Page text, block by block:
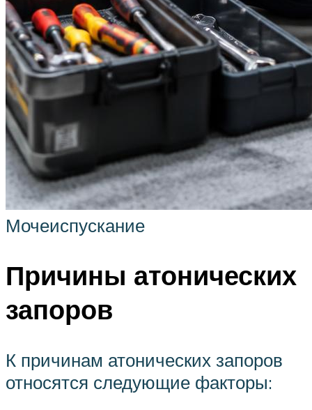
Мочеиспускание
Причины атонических
запоров
К причинам атонических запоров
относятся следующие факторы: